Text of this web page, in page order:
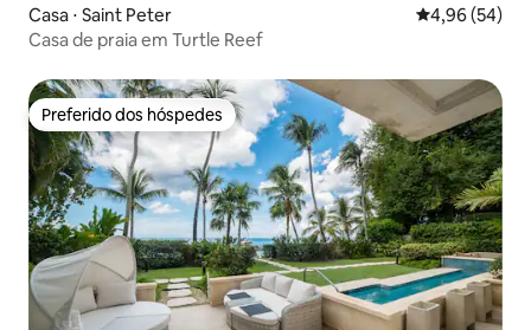
Casa ⋅ Saint Peter 4,96 de uma
4,96 (54)
Casa de praia em Turtle Reef
Preferido dos hóspedes
Preferido dos hóspedes